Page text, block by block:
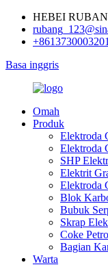
HEBEI
+8613730003201
Basa inggris
Omah
Produk
Elektroda
Elektroda
SHP
Elektrit
Elektroda
Blok
Bubuk
Skrap
Coke
Bagian
Warta